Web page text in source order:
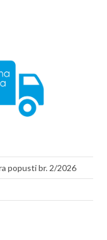
popusti br. 2/2026